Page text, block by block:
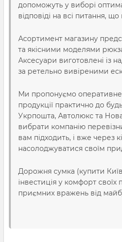
допоможуть у виборі
відповіді на всі питання, що
Асортимент магазину
та якісними моделями
Аксесуари виготовлені із
за ретельно вивіреними
Ми пропонуємо оперативне
продукції практично до
Укрпошта, Автолюкс та
вибрати компанію
вам підходить, і вже через
насолоджуватися своїм
Дорожня сумка (купити
інвестиція у комфорт своїх
приємних вражень від